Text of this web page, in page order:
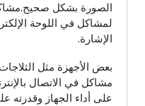
الصورة بشكل
لمشاكل في اللوحة
الإشارة.
بعض الأجهزة مثل
مشاكل في الاتصال
على أداء الجهاز وقدرته